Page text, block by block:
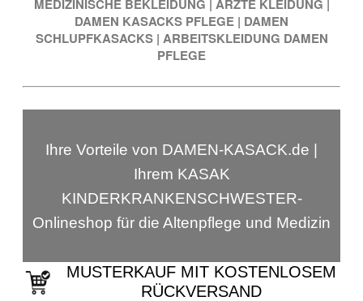
MEDIZINISCHE BEKLEIDUNG ÄRZTE KLEIDUNG
DAMEN KASACKS PFLEGE | DAMEN
SCHLUPFKASACKS | ARBEITSKLEIDUNG DAMEN
PFLEGE
Ihre Vorteile von DAMEN-KASACK.de |
Ihrem KASAK
KINDERKRANKENSCHWESTER-
Onlineshop für die Altenpflege und Medizin
MUSTERKAUF MIT KOSTENLOSEM
RÜCKVERSAND